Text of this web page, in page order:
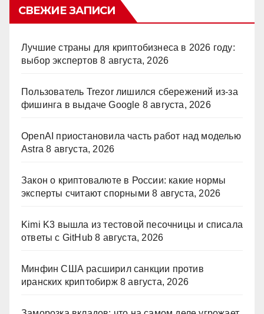
СВЕЖИЕ ЗАПИСИ
Лучшие страны для криптобизнеса в 2026 году:
выбор экспертов 8 августа, 2026
Пользователь Trezor лишился сбережений из-за
фишинга в выдаче Google 8 августа, 2026
OpenAI приостановила часть работ над моделью
Astra 8 августа, 2026
Закон о криптовалюте в России: какие нормы
эксперты считают спорными 8 августа, 2026
Kimi K3 вышла из тестовой песочницы и списала
ответы с GitHub 8 августа, 2026
Минфин США расширил санкции против
иранских криптобирж 8 августа, 2026